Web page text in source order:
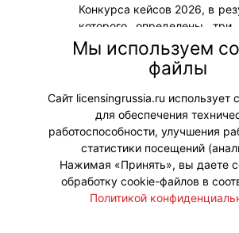
Конкурса кейсов 2026, в
которого определены
сильных кейса в
номинаций. Теперь
ждет питчинг, который и
победителей.
#Мероприятия
Мы используем
файлы
Сайт licensingrussia.ru использует
для обеспечения
работоспособности, улучшения
статистики посещений
Нажимая «Принять», вы даете
обработку cookie-файлов в
Политикой